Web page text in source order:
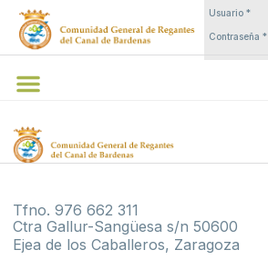
Usuario *
Contraseña *
Tfno. 976 662 311
Ctra Gallur-Sangüesa s/n 50600
Ejea de los Caballeros, Zaragoza